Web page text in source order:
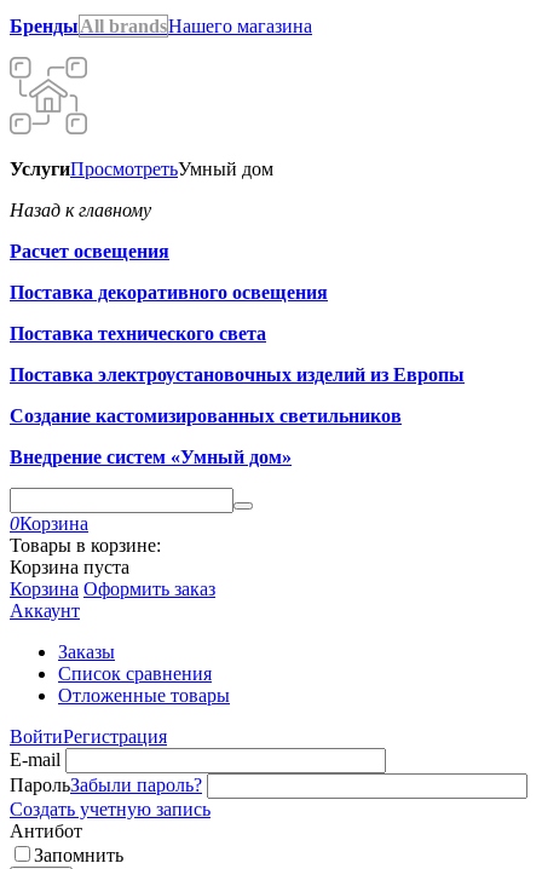
БрендыAll brandsНашего магазина
УслугиПросмотретьУмный дом
Назад к главному
Расчет освещения
Поставка декоративного освещения
Поставка технического света
Поставка электроустановочных изделий из Европы
Создание кастомизированных светильников
Внедрение систем «Умный дом»
0Корзина
Товары в корзине:
Корзина пуста
Корзина Оформить заказ
Аккаунт
Заказы
Список сравнения
Отложенные товары
ВойтиРегистрация
E-mail
ПарольЗабыли пароль?
Создать учетную запись
Антибот
Запомнить